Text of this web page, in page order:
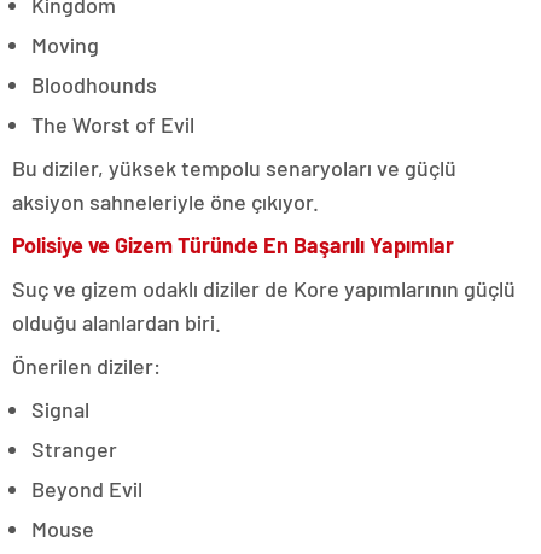
Moving
Bloodhounds
The Worst of Evil
Bu diziler, yüksek tempolu senaryoları ve güçlü
aksiyon sahneleriyle öne çıkıyor.
Polisiye ve Gizem Türünde En Başarılı Yapımlar
Suç ve gizem odaklı diziler de Kore yapımlarının güçlü
olduğu alanlardan biri.
Önerilen diziler:
Signal
Stranger
Beyond Evil
Mouse